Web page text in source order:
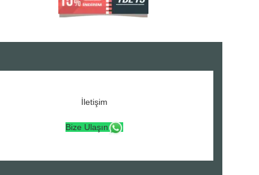
İletişim
Bize Ulaşın